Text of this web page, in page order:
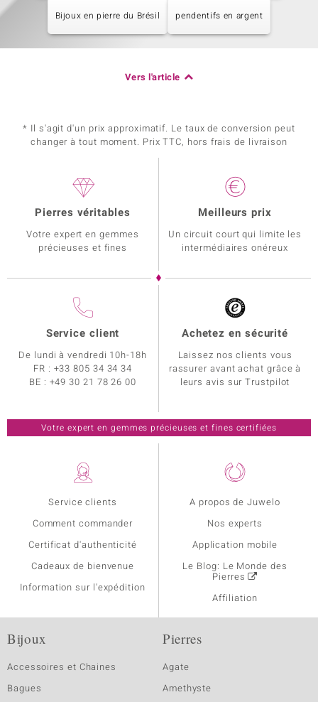
Bijoux en pierre du Brésil pendentifs en argent
Vers l'article
* Il s'agit d'un prix approximatif. Le taux de conversion peut
changer à tout moment. Prix TTC, hors frais de livraison
Service clients
Comment commander
Certificat d'authenticité
Cadeaux de bienvenue
Information sur l'expédition
A propos de Juwelo
Nos experts
Application mobile
Le Blog: Le Monde des
Pierres
Affiliation
Pierres véritables
Votre expert en gemmes
précieuses et fines
Meilleurs prix
Un circuit court qui limite les
intermédiaires onéreux
Service client
De lundi à vendredi 10h-18h
FR : +33 805 34 34 34
BE : +49 30 21 78 26 00
Achetez en sécurité
Laissez nos clients vous
rassurer avant achat grâce à
leurs avis sur Trustpilot
Votre expert en gemmes précieuses et fines certifiées
Bijoux
Accessoires et Chaines
Bagues
Pierres
Agate
Amethyste